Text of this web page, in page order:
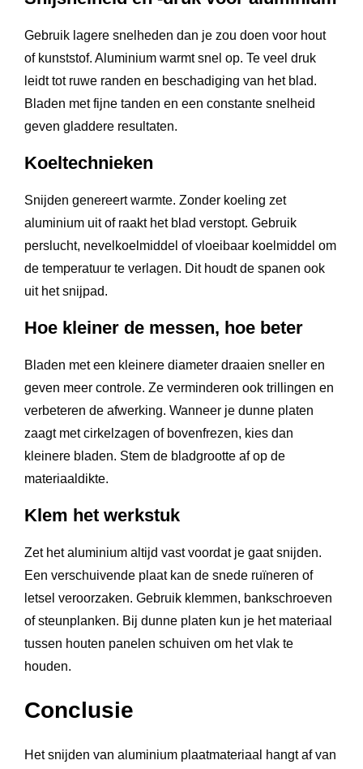
Gebruik lagere snelheden dan je zou doen voor hout
of kunststof. Aluminium warmt snel op. Te veel druk
leidt tot ruwe randen en beschadiging van het blad.
Bladen met fijne tanden en een constante snelheid
geven gladdere resultaten.
Koeltechnieken
Snijden genereert warmte. Zonder koeling zet
aluminium uit of raakt het blad verstopt. Gebruik
perslucht, nevelkoelmiddel of vloeibaar koelmiddel om
de temperatuur te verlagen. Dit houdt de spanen ook
uit het snijpad.
Hoe kleiner de messen, hoe beter
Bladen met een kleinere diameter draaien sneller en
geven meer controle. Ze verminderen ook trillingen en
verbeteren de afwerking. Wanneer je dunne platen
zaagt met cirkelzagen of bovenfrezen, kies dan
kleinere bladen. Stem de bladgrootte af op de
materiaaldikte.
Klem het werkstuk
Zet het aluminium altijd vast voordat je gaat snijden.
Een verschuivende plaat kan de snede ruïneren of
letsel veroorzaken. Gebruik klemmen, bankschroeven
of steunplanken. Bij dunne platen kun je het materiaal
tussen houten panelen schuiven om het vlak te
houden.
Conclusie
Het snijden van aluminium plaatmateriaal hangt af van